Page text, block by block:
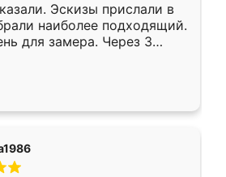
Эскизы прислали в
наиболее подходящий.
для замера. Через 3
уже готова. Остались
Спасибо Ренессанс
работу!